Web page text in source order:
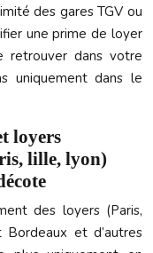
des gares TGV ou
une prime de loyer
dans votre
uniquement dans le
loyers
lille, lyon)
des loyers (Paris,
et d’autres